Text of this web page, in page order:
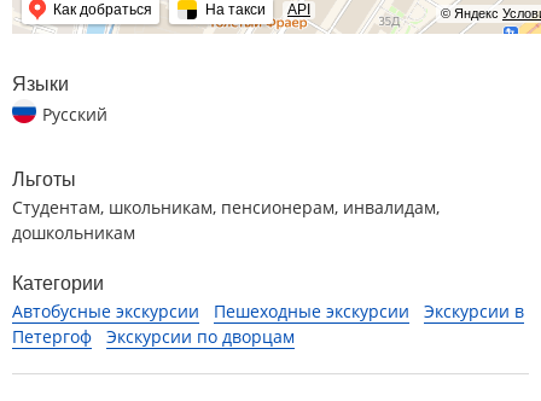
© Яндекс
Как добраться На такси API
Языки
Русский
Льготы
Студентам, школьникам, пенсионерам, инвалидам,
дошкольникам
Категории
Автобусные экскурсии Пешеходные экскурсии
Экскурсии в
Петергоф
Экскурсии по дворцам